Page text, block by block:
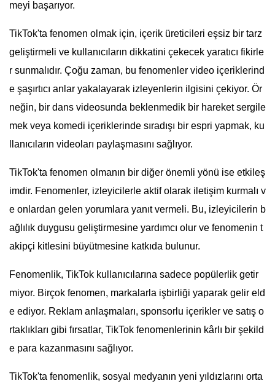
meyi başarıyor.
TikTok'ta fenomen olmak için, içerik üreticileri eşsiz bir tarz
geliştirmeli ve kullanıcıların dikkatini çekecek yaratıcı fikirle
r sunmalıdır. Çoğu zaman, bu fenomenler video içeriklerind
e şaşırtıcı anlar yakalayarak izleyenlerin ilgisini çekiyor. Ör
neğin, bir dans videosunda beklenmedik bir hareket sergile
mek veya komedi içeriklerinde sıradışı bir espri yapmak, ku
llanıcıların videoları paylaşmasını sağlıyor.
TikTok'ta fenomen olmanın bir diğer önemli yönü ise etkileş
imdir. Fenomenler, izleyicilerle aktif olarak iletişim kurmalı v
e onlardan gelen yorumlara yanıt vermeli. Bu, izleyicilerin b
ağlılık duygusu geliştirmesine yardımcı olur ve fenomenin t
akipçi kitlesini büyütmesine katkıda bulunur.
Fenomenlik, TikTok kullanıcılarına sadece popülerlik getir
miyor. Birçok fenomen, markalarla işbirliği yaparak gelir eld
e ediyor. Reklam anlaşmaları, sponsorlu içerikler ve satış o
rtaklıkları gibi fırsatlar, TikTok fenomenlerinin kârlı bir şekild
e para kazanmasını sağlıyor.
TikTok'ta fenomenlik, sosyal medyanın yeni yıldızlarını orta